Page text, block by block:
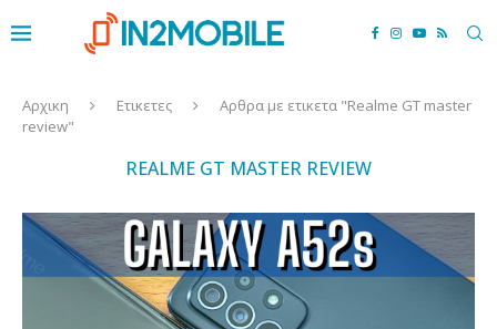
Αρχικη Ετικετες
Αρθρα με ετικετα "Realme GT master
review"
REALME GT MASTER REVIEW